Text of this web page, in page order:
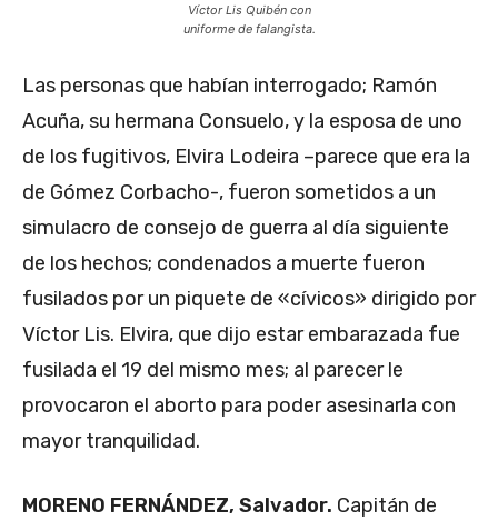
Víctor Lis Quibén con
uniforme de falangista.
Las personas que habían interrogado; Ramón
Acuña, su hermana Consuelo, y la esposa de uno
de los fugitivos, Elvira Lodeira –parece que era la
de Gómez Corbacho-, fueron sometidos a un
simulacro de consejo de guerra al día siguiente
de los hechos; condenados a muerte fueron
fusilados por un piquete de «cívicos» dirigido por
Víctor Lis. Elvira, que dijo estar embarazada fue
fusilada el 19 del mismo mes; al parecer le
provocaron el aborto para poder asesinarla con
mayor tranquilidad.
MORENO FERNÁNDEZ, Salvador. Capitán de